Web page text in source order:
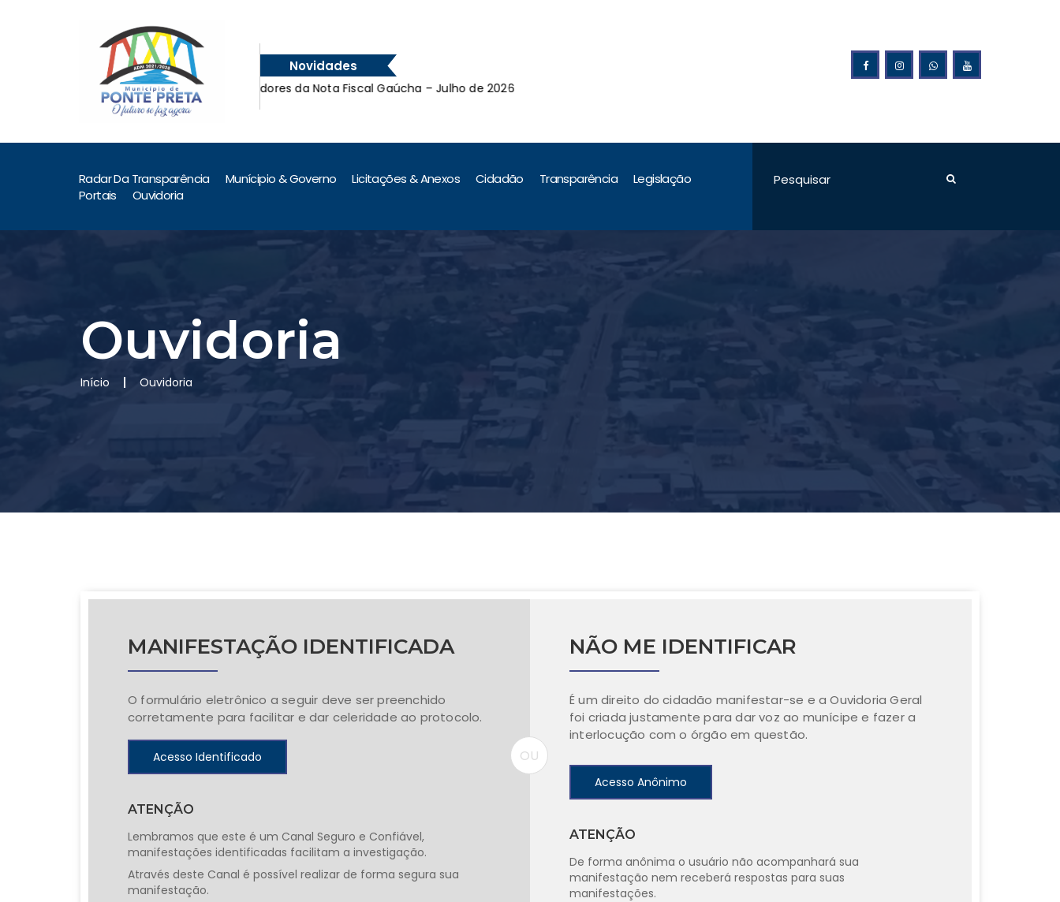
Novidades
Ganhadores da Nota Fiscal Gaúcha – Julho de 2026
Radar Da Transparência Munícipio & Governo Licitações & Anexos Cidadão Transparência
Legislação
Portais
Ouvidoria
Ouvidoria
Início Ouvidoria
MANIFESTAÇÃO IDENTIFICADA
O formulário eletrônico a seguir deve ser preenchido
corretamente para facilitar e dar celeridade ao protocolo.
Acesso Identificado
ATENÇÃO
Lembramos que este é um Canal Seguro e Confiável,
manifestações identificadas facilitam a investigação.
Através deste Canal é possível realizar de forma segura sua
manifestação.
OU
NÃO ME IDENTIFICAR
É um direito do cidadão manifestar-se e a Ouvidoria Geral
foi criada justamente para dar voz ao munícipe e fazer a
interlocução com o órgão em questão.
Acesso Anônimo
ATENÇÃO
De forma anônima o usuário não acompanhará sua
manifestação nem receberá respostas para suas
manifestações.